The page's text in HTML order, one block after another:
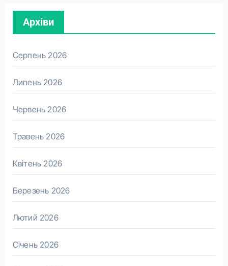
Архіви
Серпень 2026
Липень 2026
Червень 2026
Травень 2026
Квітень 2026
Березень 2026
Лютий 2026
Січень 2026